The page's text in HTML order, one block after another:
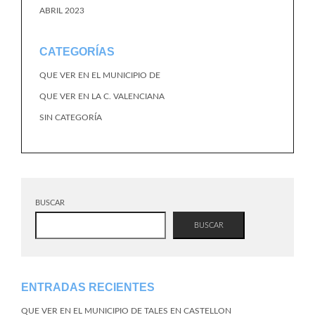
ABRIL 2023
CATEGORÍAS
QUE VER EN EL MUNICIPIO DE
QUE VER EN LA C. VALENCIANA
SIN CATEGORÍA
BUSCAR
BUSCAR
ENTRADAS RECIENTES
QUE VER EN EL MUNICIPIO DE TALES EN CASTELLON